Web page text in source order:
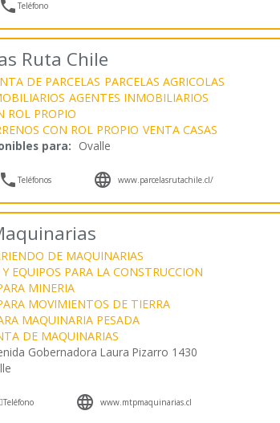
Teléfono
Ruta Chile
DE PARCELAS PARCELAS AGRICOLAS
AGENTES INMOBILIARIOS
ROL PROPIO
CON ROL PROPIO VENTA CASAS
para: Ovalle
Teléfonos  www.parcelasrutachile.cl/
DE MAQUINARIAS
EQUIPOS PARA LA CONSTRUCCION
MINERIA
MOVIMIENTOS DE TIERRA
MAQUINARIA PESADA
DE MAQUINARIAS
Gobernadora Laura Pizarro 1430
Teléfono  www.mtpmaquinarias.cl